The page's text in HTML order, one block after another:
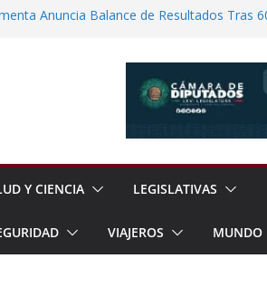
Anuncia Balance de Resultados Tras
Respalda Fracking Para Fortalecer Soberanía
Gómez Congreso Internacional de
Y CIENCIA LEGISLATIVAS
VIAJEROS MUNDO